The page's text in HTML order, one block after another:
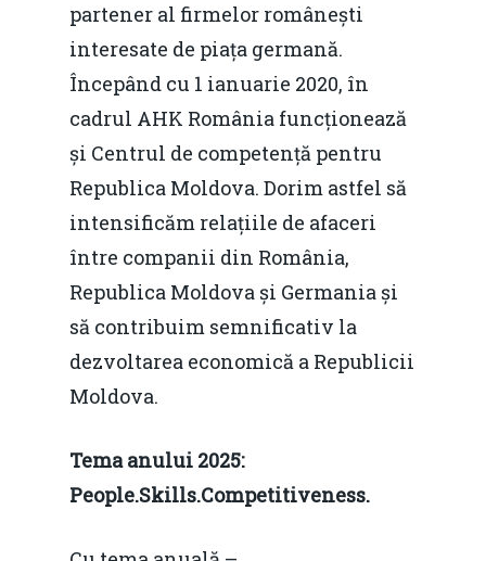
partener al firmelor românești
interesate de piața germană.
Începând cu 1 ianuarie 2020, în
cadrul AHK România funcționează
și Centrul de competență pentru
Republica Moldova. Dorim astfel să
intensificăm relațiile de afaceri
între companii din România,
Republica Moldova și Germania și
să contribuim semnificativ la
dezvoltarea economică a Republicii
Moldova.
Tema anului 2025:
People.Skills.Competitiveness.
Home
Noutăți
Despre
Video